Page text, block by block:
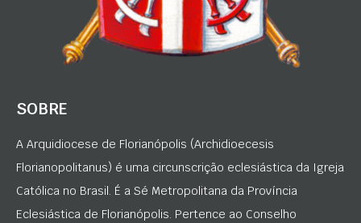
SOBRE
A Arquidiocese de Florianópolis (Archidioecesis
Florianopolitanus) é uma circunscrição eclesiástica da Igreja
Católica no Brasil. É a Sé Metropolitana da Província
Eclesiástica de Florianópolis. Pertence ao Conselho